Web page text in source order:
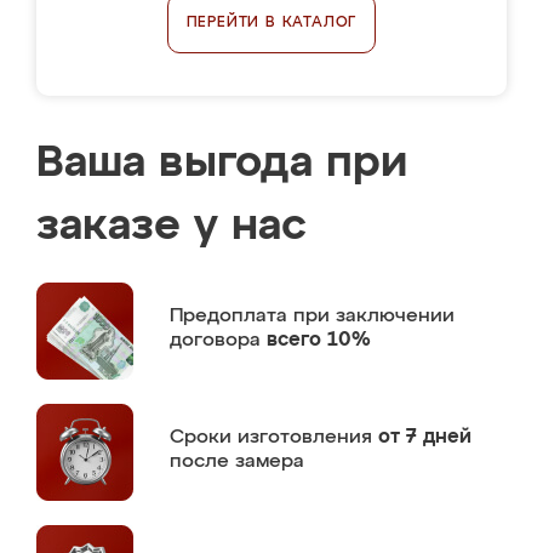
ПЕРЕЙТИ В КАТАЛОГ
Ваша выгода при
заказе у нас
Предоплата при заключении
договора всего 10%
Сроки изготовления от 7 дней
после замера